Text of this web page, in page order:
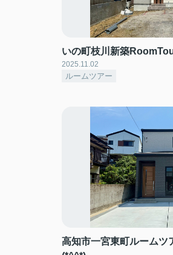
いの町枝川新築
2025.11.02
ルームツアー
高知市一宮東町ルームツ